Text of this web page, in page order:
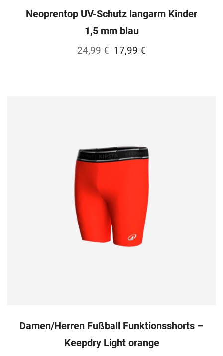
Neoprentop UV-Schutz langarm Kinder
1,5 mm blau
24,99€ Ursprünglicher
17,99 €
Damen/Herren Fußball Funktionsshorts –
Keepdry Light orange